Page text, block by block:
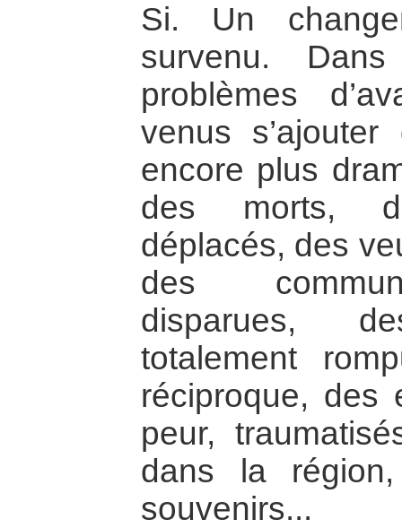
Si. Un
survenu.
problèmes
venus s’ajouter
encore plus
des morts,
déplacés, des
des
disparues,
totalement
réciproque, des
peur,
dans la
souvenirs...